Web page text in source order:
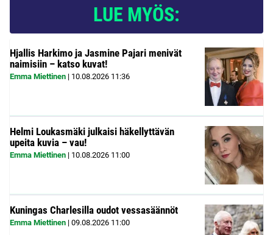
LUE MYÖS:
Hjallis Harkimo ja Jasmine Pajari menivät
naimisiin – katso kuvat!
Emma Miettinen | 10.08.2026 11:36
Helmi Loukasmäki julkaisi häkellyttävän
upeita kuvia – vau!
Emma Miettinen | 10.08.2026 11:00
Kuningas Charlesilla oudot vessasäännöt
Emma Miettinen | 09.08.2026 11:00